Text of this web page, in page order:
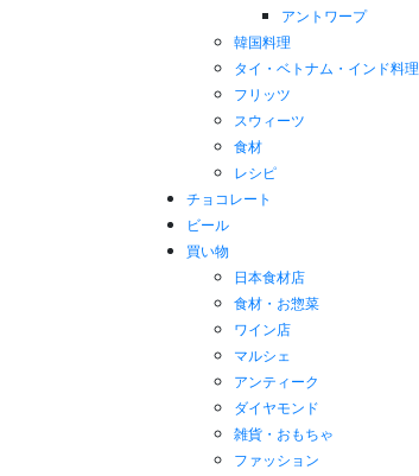
アントワープ
韓国料理
タイ・ベトナム・インド料理
フリッツ
スウィーツ
食材
レシピ
チョコレート
ビール
買い物
日本食材店
食材・お惣菜
ワイン店
マルシェ
アンティーク
ダイヤモンド
雑貨・おもちゃ
ファッション